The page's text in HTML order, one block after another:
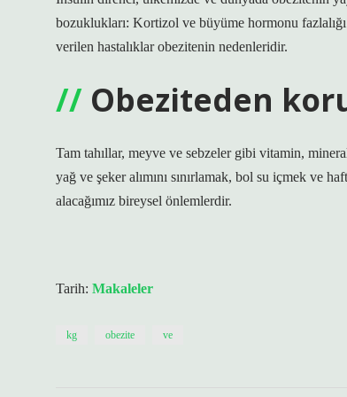
bozuklukları: Kortizol ve büyüme hormonu
verilen hastalıklar obezitenin nedenleridir.
Obeziteden
Tam tahıllar, meyve ve sebzeler gibi vitamin,
yağ ve şeker alımını sınırlamak, bol su içmek ve
alacağımız bireysel önlemlerdir.
Tarih: Makaleler
kg obezite ve